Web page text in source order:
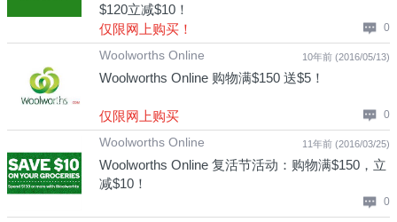
$120立减$10！
仅限网上购买！
0
10年前 (2016/05/13)
Woolworths Online
Woolworths Online 购物满$150 送$5！
仅限网上购买 0
11年前 (2016/03/25)
Woolworths Online
Woolworths Online 复活节活动：购物满$150，立
减$10！
0